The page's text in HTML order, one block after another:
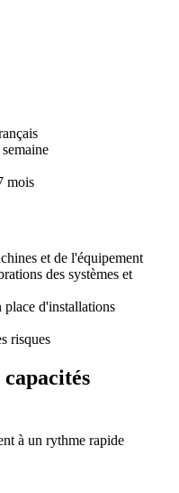
mois
et de l'équipement
des systèmes et
place d'installations
risques
à un rythme rapide